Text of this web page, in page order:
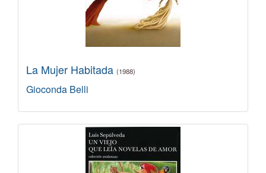
La Mujer Habitada (1988)
Gioconda Belli